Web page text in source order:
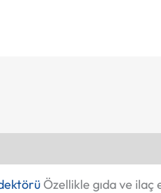
Özellikle gıda ve